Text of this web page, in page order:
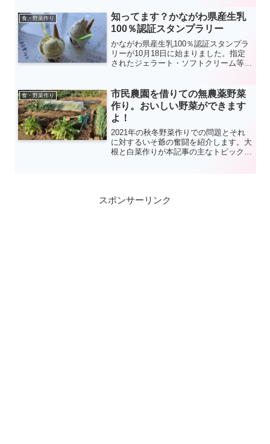
リブラ」という事業を立ち上げ幅広く活
動されているようですね。
食・野菜作り
知ってます？かながわ県産生乳
100％認証スタンプラリー
かながわ県産生乳100％認証スタンプラ
リーが10月18日に始まりました。指定
されたジェラート・ソフトクリーム等の
爺は、10月８日から11月６日にかけて
大磯周辺のお店を回り無事任務完了しま
した。
食・野菜作り
市民農園を借りての無農薬野菜
作り。おいしい野菜ができます
よ！
2021年の秋冬野菜作りでの問題とそれ
に対するいそ爺の奮闘を紹介します。大
根と白菜作りが本記事の主なトピックで
スポンサーリンク